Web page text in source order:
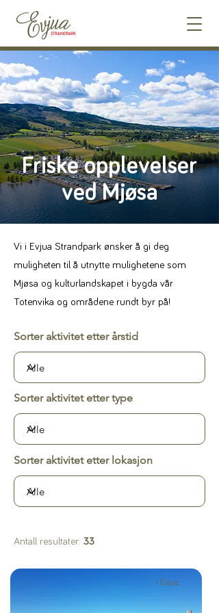
Friske opplevelser
ved Mjøsa
Vi i Evjua Strandpark ønsker å gi deg
muligheten til å utnytte mulighetene som
Mjøsa og kulturlandskapet i bygda vår
Totenvika og områdene rundt byr på!
Sorter aktivitet etter årstid
Sorter aktivitet etter type
Sorter aktivitet etter lokasjon
Antall resultater: 33
I Evjua